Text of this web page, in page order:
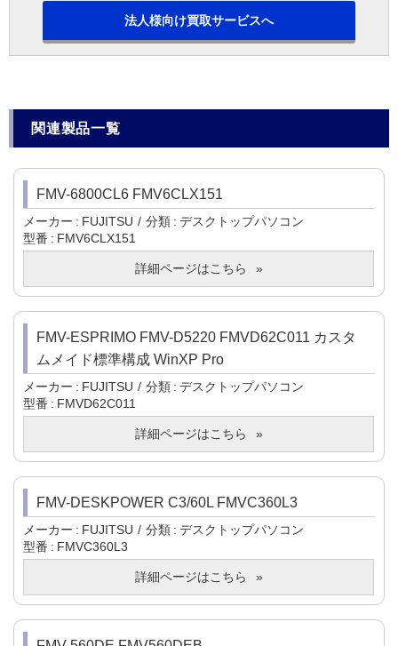
法人様向け買取サービスへ
関連製品一覧
FMV-6800CL6 FMV6CLX151
メーカー FUJITSU 分類
デスクトップパソコン
型番
FMV6CLX151
詳細ページはこちら
FMV-ESPRIMO FMV-D5220 FMVD62C011 カスタ
ムメイド標準構成 WinXP Pro
メーカー FUJITSU 分類
デスクトップパソコン
型番
FMVD62C011
詳細ページはこちら
FMV-DESKPOWER C3/60L FMVC360L3
メーカー FUJITSU 分類
デスクトップパソコン
型番
FMVC360L3
詳細ページはこちら